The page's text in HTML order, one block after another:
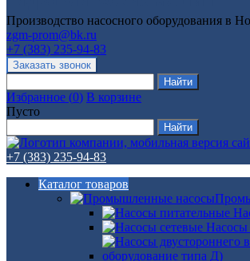
Производство насосного оборудования в
zgm-prom@bk.ru
+7 (383) 235-94-83
Избранное (0) В корзине
Пусто
+7 (383) 235-94-83
Каталог товаров
Насосы